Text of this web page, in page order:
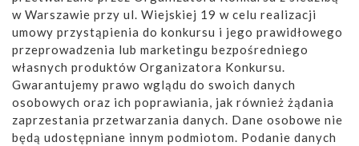
w Warszawie przy ul. Wiejskiej 19 w celu realizacji
umowy przystąpienia do konkursu i jego prawidłowego
przeprowadzenia lub marketingu bezpośredniego
własnych produktów Organizatora Konkursu.
Gwarantujemy prawo wglądu do swoich danych
osobowych oraz ich poprawiania, jak również żądania
zaprzestania przetwarzania danych. Dane osobowe nie
będą udostępniane innym podmiotom. Podanie danych